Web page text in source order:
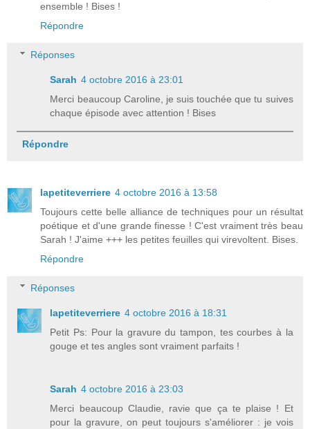
ensemble ! Bises !
Répondre
Réponses
Sarah 4 octobre 2016 à 23:01
Merci beaucoup Caroline, je suis touchée que tu suives
chaque épisode avec attention ! Bises
Répondre
lapetiteverriere 4 octobre 2016 à 13:58
Toujours cette belle alliance de techniques pour un résultat
poétique et d'une grande finesse ! C'est vraiment très beau
Sarah ! J'aime +++ les petites feuilles qui virevoltent. Bises.
Répondre
Réponses
lapetiteverriere 4 octobre 2016 à 18:31
Petit Ps: Pour la gravure du tampon, tes courbes à la
gouge et tes angles sont vraiment parfaits !
Sarah 4 octobre 2016 à 23:03
Merci beaucoup Claudie, ravie que ça te plaise ! Et
pour la gravure, on peut toujours s'améliorer : je vois